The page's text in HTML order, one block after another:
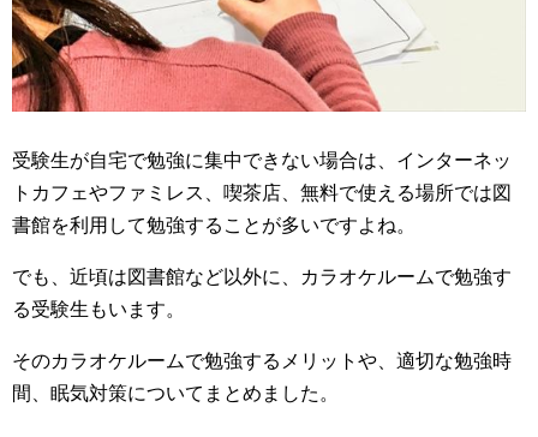
受験生が自宅で勉強に集中できない場合は、インターネッ
トカフェやファミレス、喫茶店、無料で使える場所では図
書館を利用して勉強することが多いですよね。
でも、近頃は図書館など以外に、カラオケルームで勉強す
る受験生もいます。
そのカラオケルームで勉強するメリットや、適切な勉強時
間、眠気対策についてまとめました。